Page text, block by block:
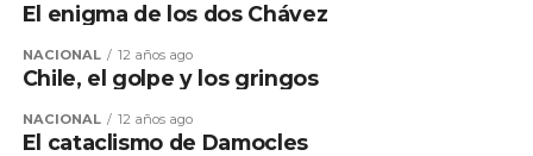
El enigma de los dos Chávez
NACIONAL 12 años ago
Chile, el golpe y los gringos
NACIONAL 12 años ago
El cataclismo de Damocles